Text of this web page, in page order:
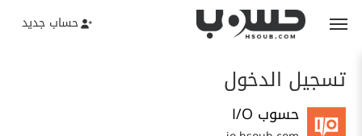
حساب جديد
تسجيل الدخول
حسوب I/O